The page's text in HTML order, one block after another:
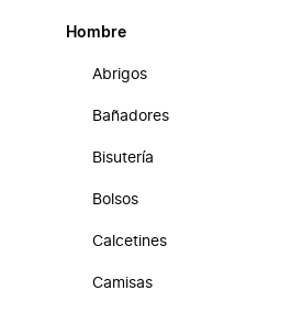
Hombre
Abrigos
Bañadores
Bisutería
Bolsos
Calcetines
Camisas